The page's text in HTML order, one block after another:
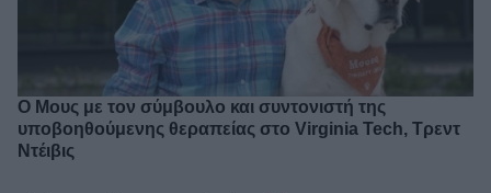
Ο Μους με τον σύμβουλο και συντονιστή της
υποβοηθούμενης θεραπείας στο Virginia Tech, Τρεντ
Ντέιβις